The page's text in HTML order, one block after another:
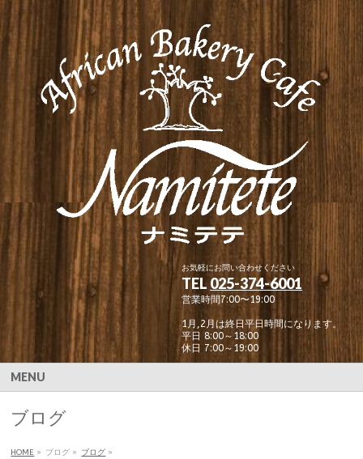
お気軽にお問い合わせください
TEL 025-374-6001
営業時間7:00〜19:00
1月,2月は終日平日時間になります。
平日 8:00～18:00
休日 7:00～19:00
MENU
ブログ
HOME » ブログ » ブログ »